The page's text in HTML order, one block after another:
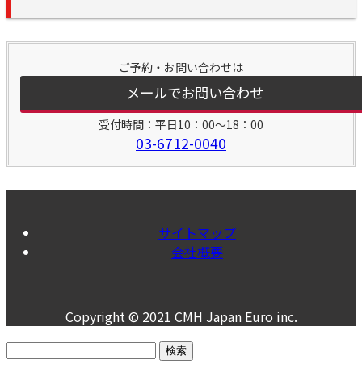
ご予約・お問い合わせは
メールでお問い合わせ
受付時間：平日10：00～18：00
03-6712-0040
サイトマップ
会社概要
Copyright © 2021 CMH Japan Euro inc.
検